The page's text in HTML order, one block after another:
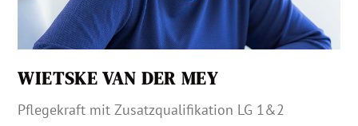
WIETSKE VAN DER MEY
Pflegekraft mit Zusatzqualifikation LG 1&2